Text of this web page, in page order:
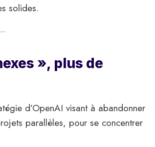
solides.
», plus de
d’OpenAI visant à abandonner
parallèles, pour se concentrer